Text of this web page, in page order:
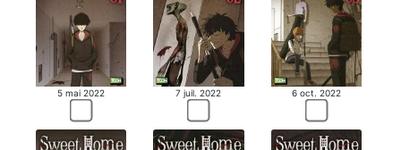
MANGA
5 mai 2022 7 juil. 2022 6 oct. 2022